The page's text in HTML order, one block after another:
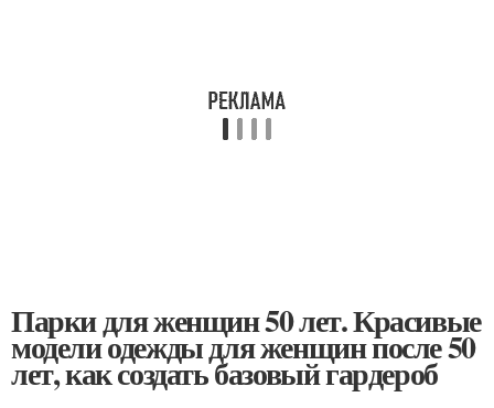
Парки для женщин 50 лет. Красивые
модели одежды для женщин после 50
лет, как создать базовый гардероб